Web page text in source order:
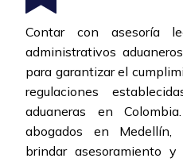
Contar con asesoría
administrativos
para garantizar el
regulaciones
aduaneras en
abogados en Medellín,
brindar asesoramiento